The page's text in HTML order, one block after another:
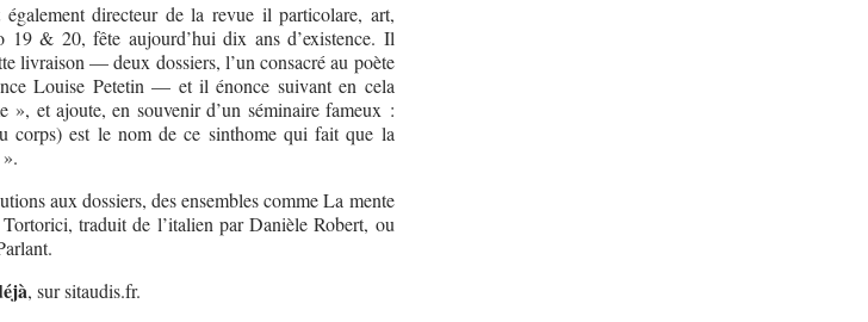
directeur de la revue il particolare, art,
& 20, fête aujourd’hui dix ans d’existence. Il
livraison — deux dossiers, l’un consacré au poète
Louise Petetin — et il énonce suivant en cela
», et ajoute, en souvenir d’un séminaire fameux :
corps) est le nom de ce sinthome qui fait que la
aux dossiers, des ensembles comme La mente
traduit de l’italien par Danièle Robert, ou
, sur sitaudis.fr.